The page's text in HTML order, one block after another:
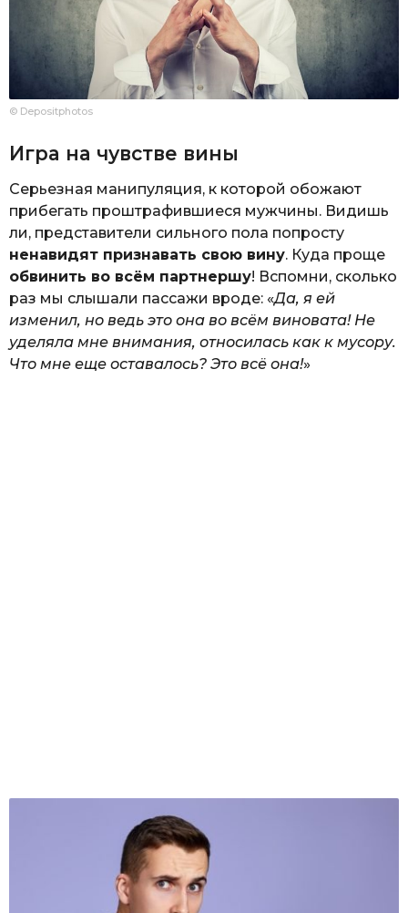
© Depositphotos
Игра на чувстве вины
Серьезная манипуляция, к которой обожают
прибегать проштрафившиеся мужчины. Видишь
ли, представители сильного пола попросту
ненавидят признавать свою вину. Куда проще
обвинить во всём партнершу! Вспомни, сколько
раз мы слышали пассажи вроде: «Да, я ей
изменил, но ведь это она во всём виновата! Не
уделяла мне внимания, относилась как к мусору.
Что мне еще оставалось? Это всё она!»